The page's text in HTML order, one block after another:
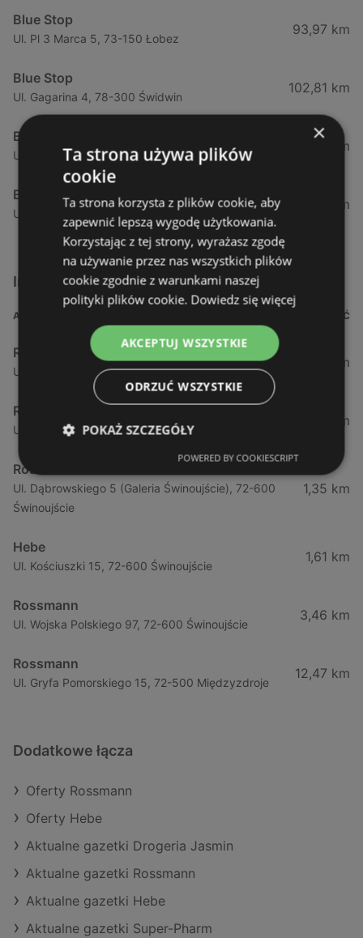
Blue Stop
Ul. Pl 3 Marca 5, 73-150 Łobez
93,97 km
Blue Stop
Ul. Gagarina 4, 78-300 Świdwin
102,81 km
Blue Stop
Ul. Sikorskiego 13, 66-436 Słońsk
152,9 km
Blue Stop
Ul. Tamka 6, 78-425 Biały Bór
168,44 km
Inne sklepy Kosmetyki w pobliżu
ADRES ODLEGŁOŚĆ
Rossmann
Ul. Grunwaldzka 1 / 1 a, 72-600 Świnoujście
0,99 km
Rossmann
Ul. Dąbrowskiego 5, 72-600 Świnoujście
1,35 km
Rossmann
Ul. Dąbrowskiego 5 (Galeria Świnoujście), 72-600
Świnoujście
1,35 km
Hebe
Ul. Kościuszki 15, 72-600 Świnoujście
1,61 km
Rossmann
Ul. Wojska Polskiego 97, 72-600 Świnoujście
3,46 km
Rossmann
Ul. Gryfa Pomorskiego 15, 72-500 Międzyzdroje
12,47 km
Dodatkowe łącza
Oferty Rossmann
Oferty Hebe
Aktualne gazetki Drogeria Jasmin
Aktualne gazetki Rossmann
Aktualne gazetki Hebe
Aktualne gazetki Super-Pharm
×
Ta strona używa plików
cookie
Ta strona korzysta z plików cookie, aby
zapewnić lepszą wygodę użytkowania.
Korzystając z tej strony, wyrażasz zgodę
na używanie przez nas wszystkich plików
cookie zgodnie z warunkami naszej
polityki plików cookie. Dowiedz się więcej
AKCEPTUJ WSZYSTKIE
ODRZUĆ WSZYSTKIE
POKAŻ SZCZEGÓŁY
POWERED BY COOKIESCRIPT